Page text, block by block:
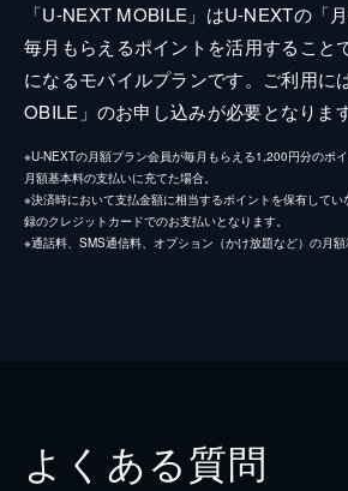
「U-NEXT MOBILE」はU-NEXTの「
毎月もらえるポイントを活用すること
になるモバイルプランです。ご利用に
OBILE」のお申し込みが必要となります
※U-NEXTの月額プラン会員が毎月もらえる1,200円分のポ
月額基本料の支払いに充てた場合。
※決済時において支払金額に相当するポイントを保有して
録のクレジットカードでのお支払いとなります。
※通話料、SMS通信料、オプション（かけ放題など）の月額
よくある質問